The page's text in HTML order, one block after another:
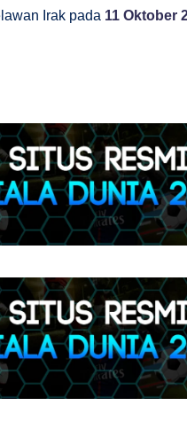
Irak pada 11 Oktober